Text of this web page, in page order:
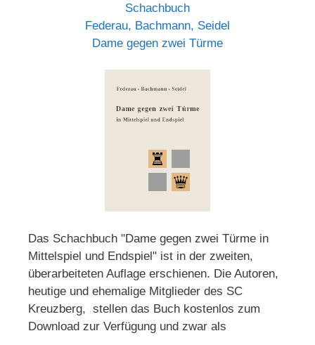
Schachbuch
Federau, Bachmann, Seidel
Dame gegen zwei Türme
Das Schachbuch "Dame gegen zwei Türme in
Mittelspiel und Endspiel" ist in der zweiten,
überarbeiteten Auflage erschienen. Die Autoren,
heutige und ehemalige Mitglieder des SC
Kreuzberg, stellen das Buch kostenlos zum
Download zur Verfügung und zwar als